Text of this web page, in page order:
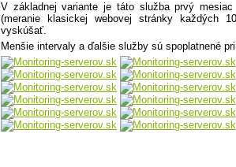
V základnej variante je táto služba prvý mesiac
(meranie klasickej webovej stránky každých
vyskúšať.
Menšie intervaly a ďalšie služby sú spoplatnené